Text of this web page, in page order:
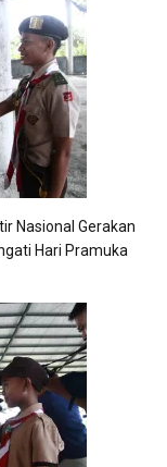
Nasional Gerakan
Hari Pramuka